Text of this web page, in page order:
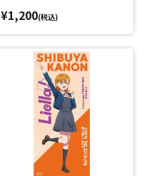
¥1,200(税込)